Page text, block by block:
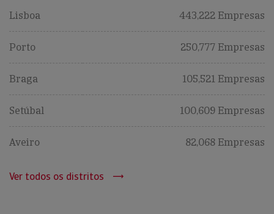
Lisboa 443,222 Empresas
Porto 250,777 Empresas
Braga 105,521 Empresas
Setúbal 100,609 Empresas
Aveiro 82,068 Empresas
Ver todos os distritos